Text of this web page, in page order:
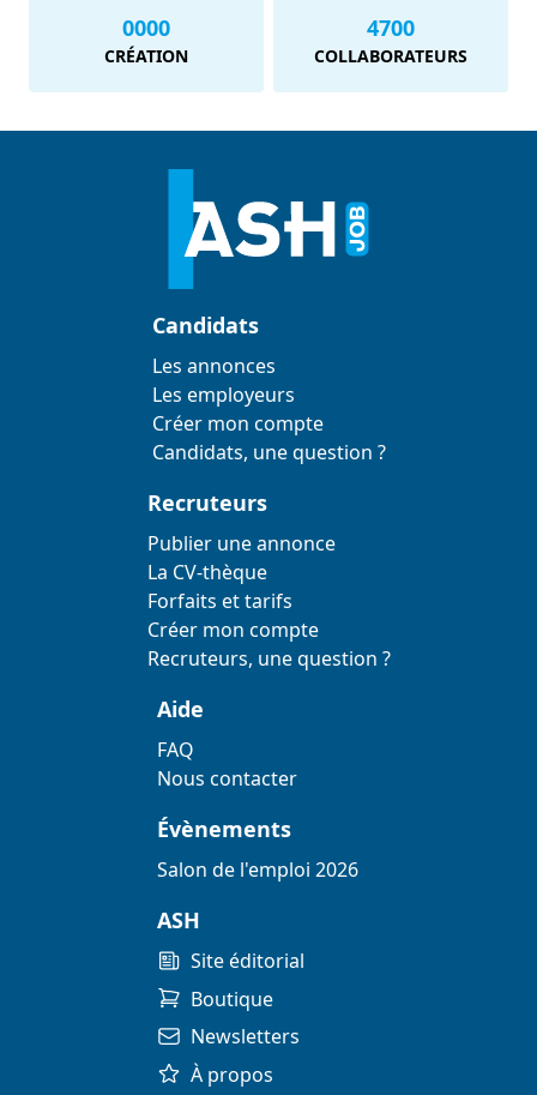
0000
CRÉATION
4700
COLLABORATEURS
Candidats
Les annonces
Les employeurs
Créer mon compte
Candidats, une question ?
Recruteurs
Publier une annonce
La CV-thèque
Forfaits et tarifs
Créer mon compte
Recruteurs, une question ?
Aide
FAQ
Nous contacter
Évènements
Salon de l'emploi 2026
ASH
Site éditorial
Boutique
Newsletters
À propos